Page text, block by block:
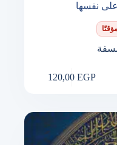
نفسها
120,00EGP